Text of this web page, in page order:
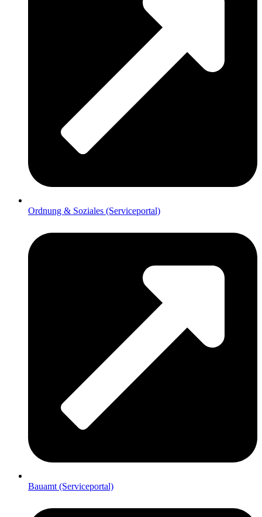
Ordnung & Soziales (Serviceportal)
Bauamt (Serviceportal)